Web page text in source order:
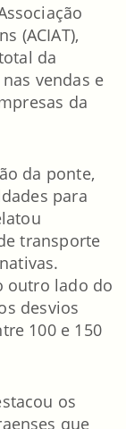
(ACIAT),
da
vendas e
da
da ponte,
para
transporte
outro lado do
desvios
100 e 150
os
que